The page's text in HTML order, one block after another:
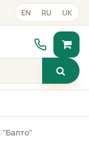
EN RU UK
/"Балто"